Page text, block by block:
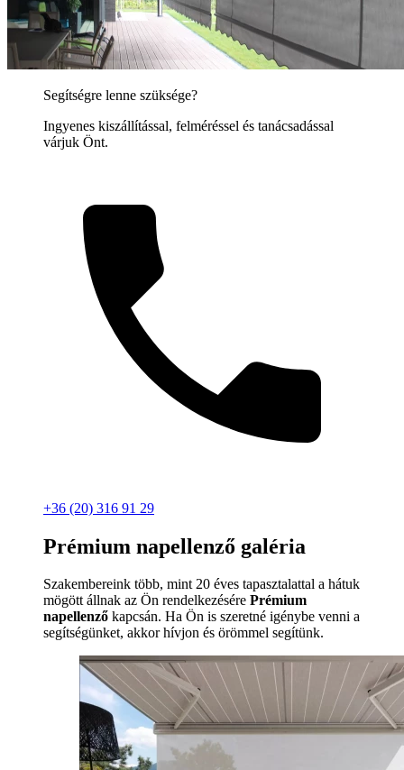
Segítségre lenne szüksége?
Ingyenes kiszállítással, felméréssel és tanácsadással
várjuk Önt.
+36 (20) 316 91 29
Prémium napellenző galéria
Szakembereink több, mint 20 éves tapasztalattal a hátuk
mögött állnak az Ön rendelkezésére Prémium
napellenző kapcsán. Ha Ön is szeretné igénybe venni a
segítségünket, akkor hívjon és örömmel segítünk.